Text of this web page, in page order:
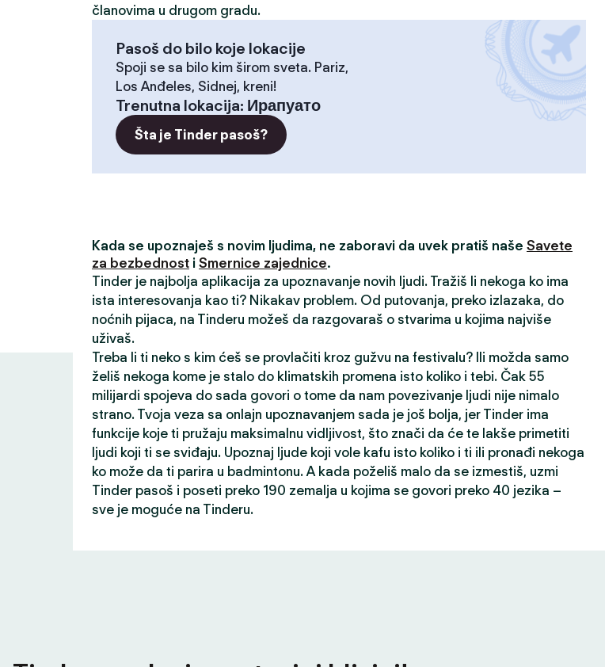
članovima u drugom gradu.
Pasoš do bilo koje lokacije
Spoji se sa bilo kim širom sveta. Pariz,
Los Anđeles, Sidnej, kreni!
Trenutna lokacija: Ирапуато
Šta je Tinder pasoš?
Kada se upoznaješ s novim ljudima, ne zaboravi da uvek pratiš naše Savete
za bezbednost i Smernice zajednice.
Tinder je najbolja aplikacija za upoznavanje novih ljudi. Tražiš li nekoga ko ima
ista interesovanja kao ti? Nikakav problem. Od putovanja, preko izlazaka, do
noćnih pijaca, na Tinderu možeš da razgovaraš o stvarima u kojima najviše
uživaš.
Treba li ti neko s kim ćeš se provlačiti kroz gužvu na festivalu? Ili možda samo
želiš nekoga kome je stalo do klimatskih promena isto koliko i tebi. Čak 55
milijardi spojeva do sada govori o tome da nam povezivanje ljudi nije nimalo
strano. Tvoja veza sa onlajn upoznavanjem sada je još bolja, jer Tinder ima
funkcije koje ti pružaju maksimalnu vidljivost, što znači da će te lakše primetiti
ljudi koji ti se sviđaju. Upoznaj ljude koji vole kafu isto koliko i ti ili pronađi nekoga
ko može da ti parira u badmintonu. A kada poželiš malo da se izmestiš, uzmi
Tinder pasoš i poseti preko 190 zemalja u kojima se govori preko 40 jezika –
sve je moguće na Tinderu.